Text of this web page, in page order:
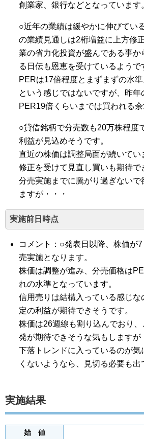
創業家、銀行などとなっています
○近年の業績は緩やかに伸びてい
の業績見通しは2桁増益に上方修
業の省力化投資が盛んである事か
る日伝も恩恵を受けているようで
PERは17倍程度とまずまずの水
という感じではないですが、昨年
PER19倍くらいまでは買われる余
○貸借銘柄で分売数も20万株程度
利益が見込めそうです。
直近の株価は調整局面が続いて
修正を受けて見直し買いも期待で
分売実施までに騰がり過ぎないで
ますが・・・
実施前日時点
コメント：○発表日以降、株価が
売実施となります。
株価は調整が進み、分売価格は
れの水準となっています。
信用売りは結構入っている感じな
定の利益が期待できそうです。
株価は26週線も割り込んでおり
発が期待できそうな気もしますが
下落トレンドに入っているのが気
くないようなら、見切る必要も出
実施結果
始 値